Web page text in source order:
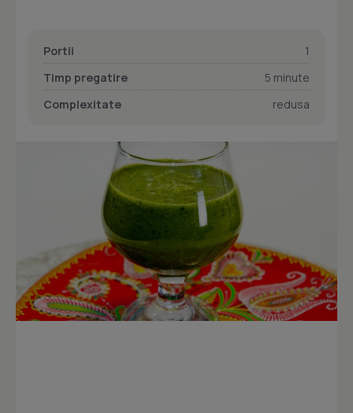
Portii
1
Timp pregatire
5 minute
Complexitate
redusa